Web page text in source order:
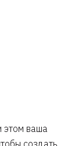
этом ваша
создать